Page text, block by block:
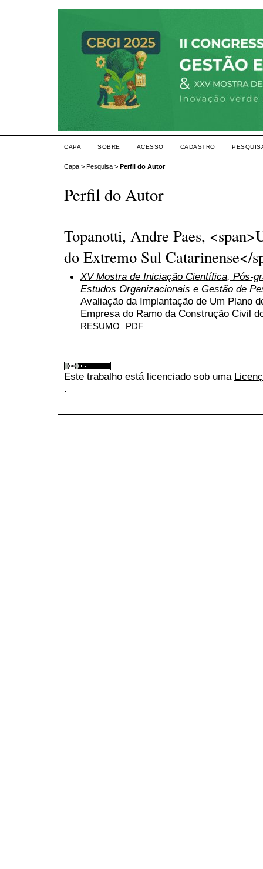
CAPA SOBRE ACESSO CADASTRO
Capa > Pesquisa > Perfil do Autor
Perfil do Autor
Topanotti, Andre Paes,
do Extremo Sul Catarinense</
XV Mostra de Iniciação Científica, Pós-
Estudos Organizacionais e Gestão de
Avaliação da Implantação de Um Plano
Empresa do Ramo da Construção Civil
RESUMO PDF
Este trabalho está licenciado sob uma
.